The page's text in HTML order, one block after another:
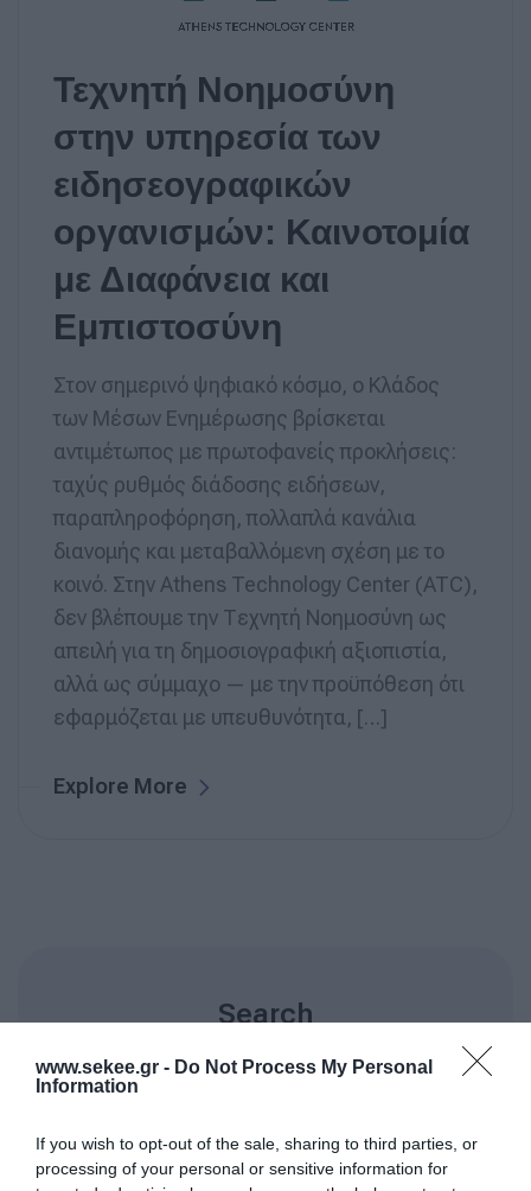
www.sekee.gr - Do Not Process My Personal
Information
If you wish to opt-out of the sale, sharing to third parties, or
processing of your personal or sensitive information for
Τεχνητή Νοημοσύνη
στην υπηρεσία των
ειδησεογραφικών
οργανισμών: Καινοτομία
με Διαφάνεια και
Εμπιστοσύνη
Στον σημερινό ψηφιακό κόσμο, ο Κλάδος
των Μέσων Ενημέρωσης βρίσκεται
αντιμέτωπος με πρωτοφανείς προκλήσεις:
ταχύς ρυθμός διάδοσης ειδήσεων,
παραπληροφόρηση, πολλαπλά κανάλια
διανομής και μεταβαλλόμενη σχέση με το
κοινό. Στην Athens Technology Center (ATC),
δεν βλέπουμε την Τεχνητή Νοημοσύνη ως
απειλή για τη δημοσιογραφική αξιοπιστία,
αλλά ως σύμμαχο — με την προϋπόθεση ότι
εφαρμόζεται με υπευθυνότητα, […]
Explore More
Search